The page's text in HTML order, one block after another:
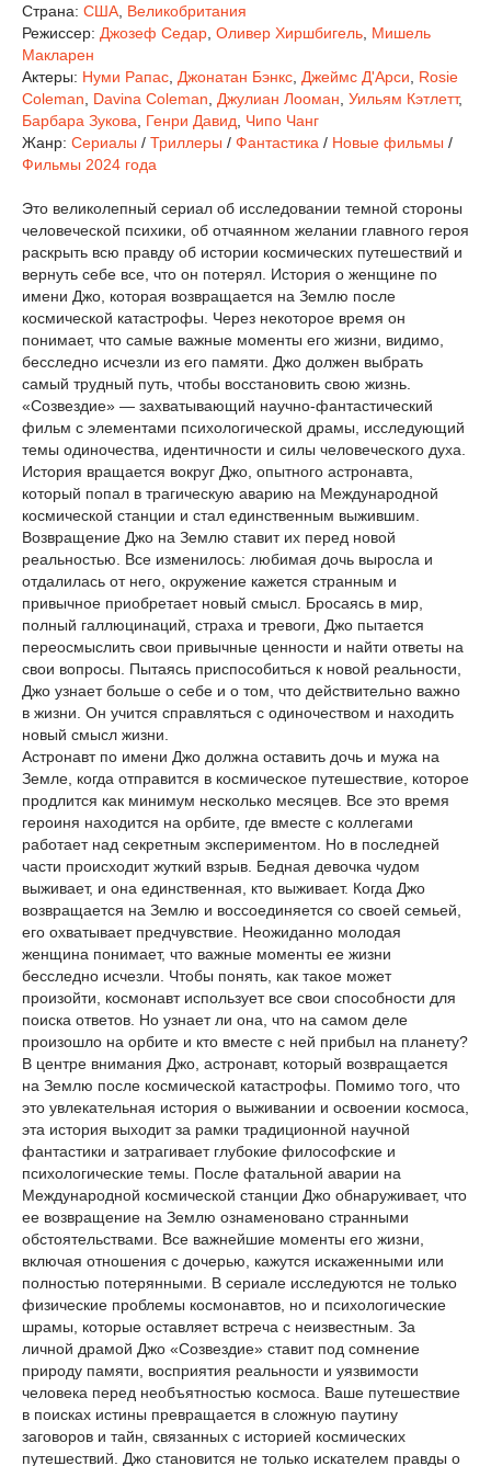
Страна: США Великобритания
Режиссер: Джозеф Седар Оливер Хиршбигель Мишель
Макларен
Актеры: Нуми Рапас Джонатан Бэнкс Джеймс Д'Арси
Rosie
Coleman
Davina Coleman Джулиан Лооман Уильям Кэтлетт,
Барбара Зукова
Генри Давид
Чипо Чанг
Жанр: Сериалы / Триллеры / Фантастика / Новые фильмы /
Фильмы 2024 года
Это великолепный сериал об исследовании темной стороны
человеческой психики, об отчаянном желании главного героя
раскрыть всю правду об истории космических путешествий и
вернуть себе все, что он потерял. История о женщине по
имени Джо, которая возвращается на Землю после
космической катастрофы. Через некоторое время он
понимает, что самые важные моменты его жизни, видимо,
бесследно исчезли из его памяти. Джо должен выбрать
самый трудный путь, чтобы восстановить свою жизнь.
«Созвездие» — захватывающий научно-фантастический
фильм с элементами психологической драмы, исследующий
темы одиночества, идентичности и силы человеческого духа.
История вращается вокруг Джо, опытного астронавта,
который попал в трагическую аварию на Международной
космической станции и стал единственным выжившим.
Возвращение Джо на Землю ставит их перед новой
реальностью. Все изменилось: любимая дочь выросла и
отдалилась от него, окружение кажется странным и
привычное приобретает новый смысл. Бросаясь в мир,
полный галлюцинаций, страха и тревоги, Джо пытается
переосмыслить свои привычные ценности и найти ответы на
свои вопросы. Пытаясь приспособиться к новой реальности,
Джо узнает больше о себе и о том, что действительно важно
в жизни. Он учится справляться с одиночеством и находить
новый смысл жизни.
Астронавт по имени Джо должна оставить дочь и мужа на
Земле, когда отправится в космическое путешествие, которое
продлится как минимум несколько месяцев. Все это время
героиня находится на орбите, где вместе с коллегами
работает над секретным экспериментом. Но в последней
части происходит жуткий взрыв. Бедная девочка чудом
выживает, и она единственная, кто выживает. Когда Джо
возвращается на Землю и воссоединяется со своей семьей,
его охватывает предчувствие. Неожиданно молодая
женщина понимает, что важные моменты ее жизни
бесследно исчезли. Чтобы понять, как такое может
произойти, космонавт использует все свои способности для
поиска ответов. Но узнает ли она, что на самом деле
произошло на орбите и кто вместе с ней прибыл на планету?
В центре внимания Джо, астронавт, который возвращается
на Землю после космической катастрофы. Помимо того, что
это увлекательная история о выживании и освоении космоса,
эта история выходит за рамки традиционной научной
фантастики и затрагивает глубокие философские и
психологические темы. После фатальной аварии на
Международной космической станции Джо обнаруживает, что
ее возвращение на Землю ознаменовано странными
обстоятельствами. Все важнейшие моменты его жизни,
включая отношения с дочерью, кажутся искаженными или
полностью потерянными. В сериале исследуются не только
физические проблемы космонавтов, но и психологические
шрамы, которые оставляет встреча с неизвестным. За
личной драмой Джо «Созвездие» ставит под сомнение
природу памяти, восприятия реальности и уязвимости
человека перед необъятностью космоса. Ваше путешествие
в поисках истины превращается в сложную паутину
заговоров и тайн, связанных с историей космических
путешествий. Джо становится не только искателем правды о